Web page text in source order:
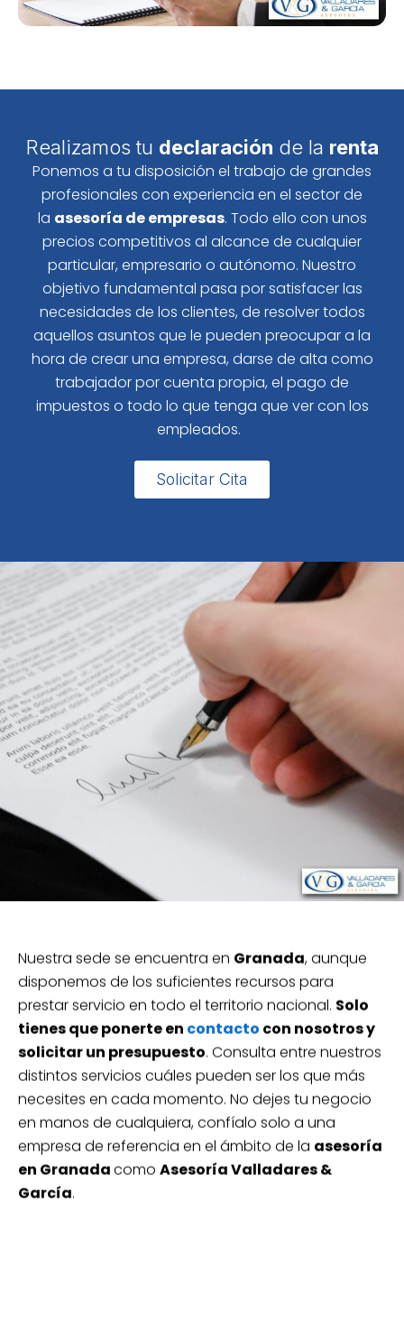
Realizamos tu declaración de la renta
Ponemos a tu disposición el trabajo de grandes
profesionales con experiencia en el sector de
la asesoría de empresas. Todo ello con unos
precios competitivos al alcance de cualquier
particular, empresario o autónomo. Nuestro
objetivo fundamental pasa por satisfacer las
necesidades de los clientes, de resolver todos
aquellos asuntos que le pueden preocupar a la
hora de crear una empresa, darse de alta como
trabajador por cuenta propia, el pago de
impuestos o todo lo que tenga que ver con los
empleados.
Solicitar Cita
Nuestra sede se encuentra en Granada, aunque
disponemos de los suficientes recursos para
prestar servicio en todo el territorio nacional. Solo
tienes que ponerte en contacto con nosotros y
solicitar un presupuesto. Consulta entre nuestros
distintos servicios cuáles pueden ser los que más
necesites en cada momento. No dejes tu negocio
en manos de cualquiera, confíalo solo a una
empresa de referencia en el ámbito de la asesoría
en Granadacomo Asesoría Valladares &
García.